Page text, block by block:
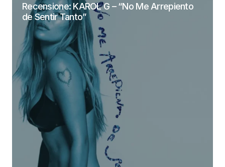
Recensione: KAROL G – “No Me Arrepiento
de Sentir Tanto”